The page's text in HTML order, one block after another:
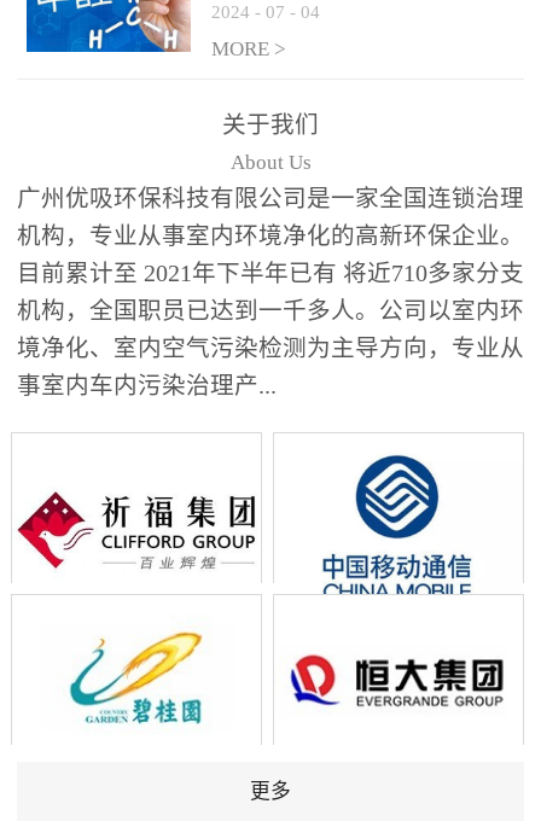
手”来袭，你的家安全吗？
2024 - 07 - 04
MORE >
关于我们
About Us
广州优吸环保科技有限公司是一家全国连锁治理
机构，专业从事室内环境净化的高新环保企业。
目前累计至 2021年下半年已有 将近710多家分支
机构，全国职员已达到一千多人。公司以室内环
境净化、室内空气污染检测为主导方向，专业从
事室内车内污染治理产...
更多